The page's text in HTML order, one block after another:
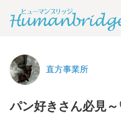
直方事業所
パン好きさん必見